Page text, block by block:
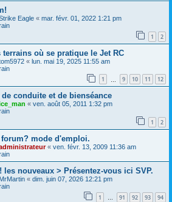
Eagle « mar. févr. 01, 2022 1:21 pm
1 2
terrains où se pratique le Jet RC
« lun. mai 19, 2025 11:55 am
1 9 10 11 12
de conduite et de bienséance
« ven. août 05, 2011 1:32 pm
1 2
mode d'emploi.
« ven. févr. 13, 2009 11:36 am
les nouveaux > Présentez-vous ici SVP.
MrMartin « dim. juin 07, 2026 12:21 pm
1 … 91 92 93 94